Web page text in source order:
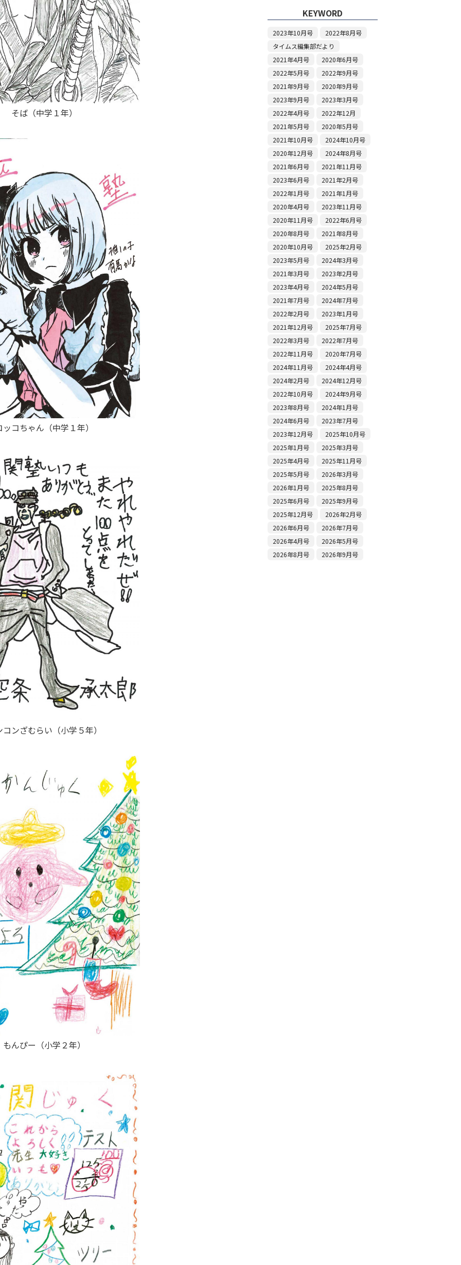
そば（中学１年）
ッコちゃん（中学１年）
コンざむらい（小学５年）
もんぴー（小学２年）
KEYWORD
2023年10月号
2022年8月号
タイムス編集部だより
2021年4月号
2020年6月号
2022年5月号
2022年9月号
2021年9月号
2020年9月号
2023年9月号
2023年3月号
2022年4月号
2022年12月
2021年5月号
2020年5月号
2021年10月号
2024年10月号
2020年12月号
2024年8月号
2021年6月号
2021年11月号
2023年6月号
2021年2月号
2022年1月号
2021年1月号
2020年4月号
2023年11月号
2020年11月号
2022年6月号
2020年8月号
2021年8月号
2020年10月号
2025年2月号
2023年5月号
2024年3月号
2021年3月号
2023年2月号
2023年4月号
2024年5月号
2021年7月号
2024年7月号
2022年2月号
2023年1月号
2021年12月号
2025年7月号
2022年3月号
2022年7月号
2022年11月号
2020年7月号
2024年11月号
2024年4月号
2024年2月号
2024年12月号
2022年10月号
2024年9月号
2023年8月号
2024年1月号
2024年6月号
2023年7月号
2023年12月号
2025年10月号
2025年1月号
2025年3月号
2025年4月号
2025年11月号
2025年5月号
2026年3月号
2026年1月号
2025年8月号
2025年6月号
2025年9月号
2025年12月号
2026年2月号
2026年6月号
2026年7月号
2026年4月号
2026年5月号
2026年8月号
2026年9月号